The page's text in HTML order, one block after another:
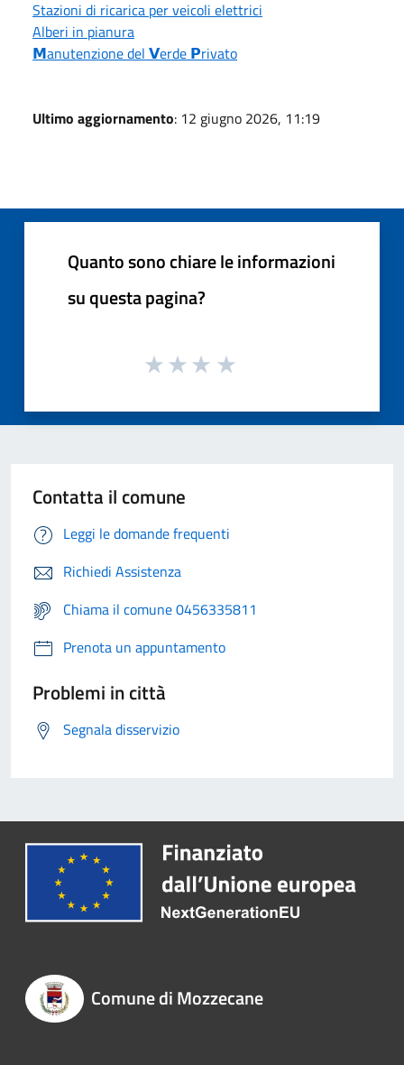
Stazioni di ricarica per veicoli elettrici
Alberi in pianura
𝗠anutenzione del 𝗩erde 𝗣rivato
Ultimo aggiornamento: 12 giugno 2026, 11:19
Quanto sono chiare le informazioni
su questa pagina?
Contatta il comune
Leggi le domande frequenti
Richiedi Assistenza
Chiama il comune 0456335811
Prenota un appuntamento
Problemi in città
Segnala disservizio
Comune di Mozzecane